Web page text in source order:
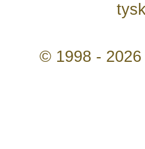
© 1998 - 2026